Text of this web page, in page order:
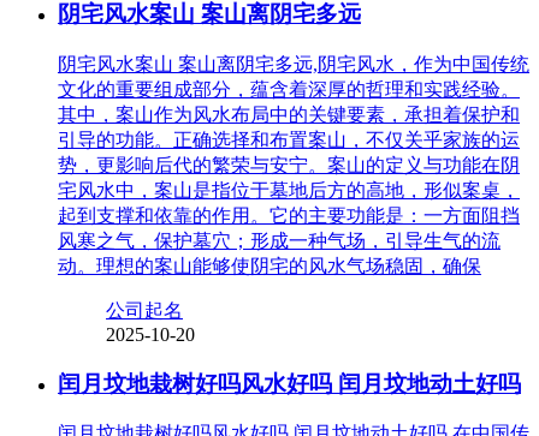
阴宅风水案山 案山离阴宅多远
阴宅风水案山 案山离阴宅多远,阴宅风水，作为中国传统
文化的重要组成部分，蕴含着深厚的哲理和实践经验。
其中，案山作为风水布局中的关键要素，承担着保护和
引导的功能。正确选择和布置案山，不仅关乎家族的运
势，更影响后代的繁荣与安宁。案山的定义与功能在阴
宅风水中，案山是指位于墓地后方的高地，形似案桌，
起到支撑和依靠的作用。它的主要功能是：一方面阻挡
风寒之气，保护墓穴；形成一种气场，引导生气的流
动。理想的案山能够使阴宅的风水气场稳固，确保
公司起名
2025-10-20
闰月坟地栽树好吗风水好吗 闰月坟地动土好吗